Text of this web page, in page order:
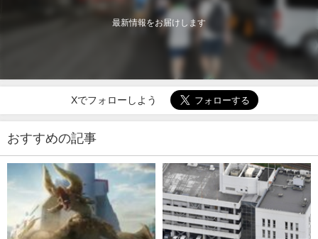
最新情報をお届けします
Xでフォローしよう
おすすめの記事